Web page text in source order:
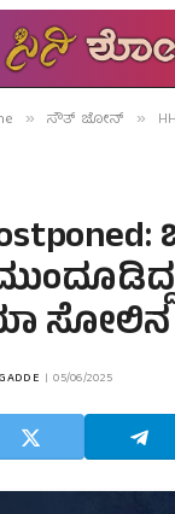
» ಸೌತ್ ಜೋನ್ »
ಸೋಲಿನ
05/06/2025